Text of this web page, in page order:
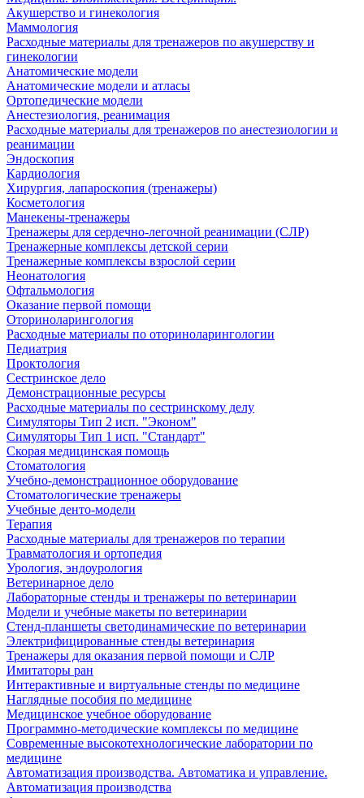
Акушерство и гинекология
Маммология
Расходные материалы для тренажеров по акушерству и
гинекологии
Анатомические модели
Анатомические модели и атласы
Ортопедические модели
Анестезиология, реанимация
Расходные материалы для тренажеров по анестезиологии и
реанимации
Эндоскопия
Кардиология
Хирургия, лапароскопия (тренажеры)
Косметология
Манекены-тренажеры
Тренажеры для сердечно-легочной реанимации (СЛР)
Тренажерные комплексы детской серии
Тренажерные комплексы взрослой серии
Неонатология
Офтальмология
Оказание первой помощи
Оториноларингология
Расходные материалы по оториноларингологии
Педиатрия
Проктология
Сестринское дело
Демонстрационные ресурсы
Расходные материалы по сестринскому делу
Симуляторы Тип 2 исп. "Эконом"
Симуляторы Тип 1 исп. "Стандарт"
Скорая медицинская помощь
Стоматология
Учебно-демонстрационное оборудование
Стоматологические тренажеры
Учебные денто-модели
Терапия
Расходные материалы для тренажеров по терапии
Травматология и ортопедия
Урология, эндоурология
Ветеринарное дело
Лабораторные стенды и тренажеры по ветеринарии
Модели и учебные макеты по ветеринарии
Стенд-планшеты светодинамические по ветеринарии
Электрифицированные стенды ветеринария
Тренажеры для оказания первой помощи и СЛР
Имитаторы ран
Интерактивные и виртуальные стенды по медицине
Наглядные пособия по медицине
Медицинское учебное оборудование
Программно-методические комплексы по медицине
Современные высокотехнологические лаборатории по
медицине
Автоматизация производства. Автоматика и управление.
Автоматизация производства